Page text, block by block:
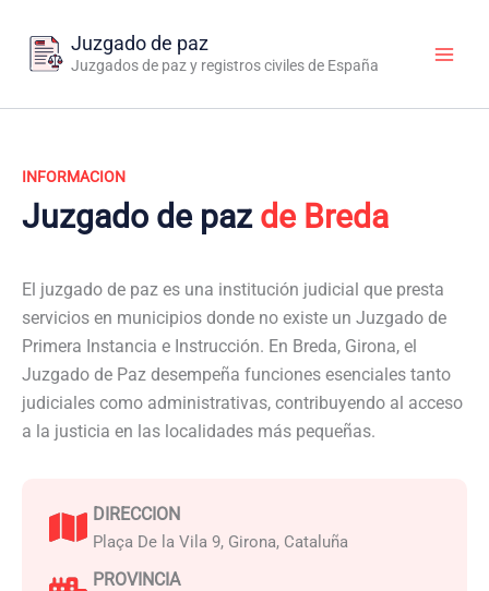
contenido
Juzgado de paz
Juzgados de paz y registros civiles de España
INFORMACION
Juzgado de paz de Breda
El juzgado de paz es una institución judicial que presta
servicios en municipios donde no existe un Juzgado de
Primera Instancia e Instrucción. En Breda, Girona, el
Juzgado de Paz desempeña funciones esenciales tanto
judiciales como administrativas, contribuyendo al acceso
a la justicia en las localidades más pequeñas.
DIRECCION
Plaça De la Vila 9, Girona, Cataluña
PROVINCIA